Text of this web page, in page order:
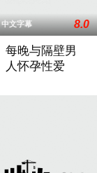
，“最飒女子反
中文字幕 8.0
每晚与隔壁男
人怀孕性爱